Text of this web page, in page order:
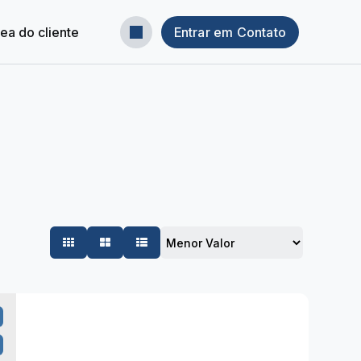
Entrar em Contato
do cliente